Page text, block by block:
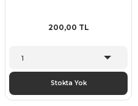
200,00 TL
Stokta Yok